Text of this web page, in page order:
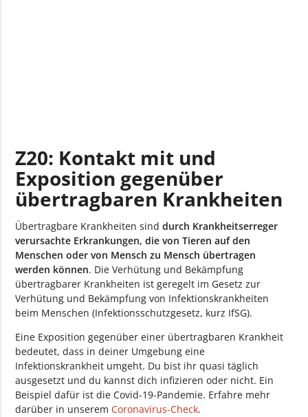
Z20: Kontakt mit und
Exposition gegenüber
übertragbaren Krankheiten
Übertragbare Krankheiten sinddurch Krankheitserreger
verursachte Erkrankungen, die von Tieren auf den
Menschen oder von Mensch zu Mensch übertragen
werden können. Die Verhütung und Bekämpfung
übertragbarer Krankheiten ist geregelt im Gesetz zur
Verhütung und Bekämpfung von Infektionskrankheiten
beim Menschen (Infektionsschutzgesetz, kurz IfSG).
Eine Exposition gegenüber einer übertragbaren Krankheit
bedeutet, dass in deiner Umgebung eine
Infektionskrankheit umgeht. Du bist ihr quasi täglich
ausgesetzt und du kannst dich infizieren oder nicht. Ein
Beispiel dafür ist die Covid-19-Pandemie. Erfahre mehr
darüber in unseremCoronavirus-Check.